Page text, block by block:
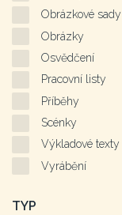
Obrázkové sady
Obrázky
Osvědčení
Pracovní listy
Příběhy
Scénky
Výkladové texty
Vyrábění
TYP